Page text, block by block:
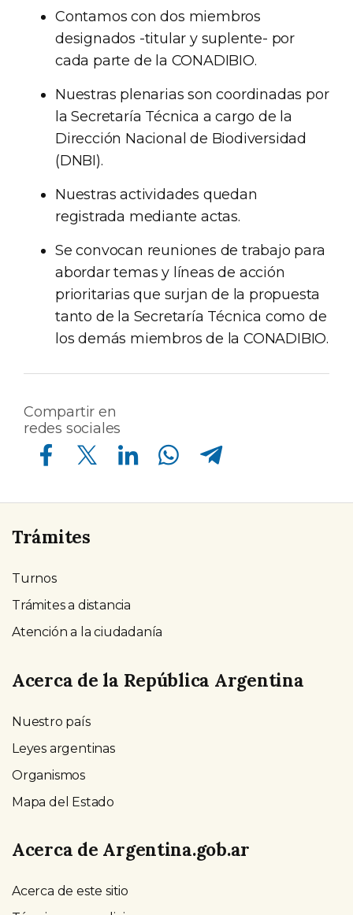
Contamos con dos miembros
designados -titular y suplente- por
cada parte de la CONADIBIO.
Nuestras plenarias son coordinadas por
la Secretaría Técnica a cargo de la
Dirección Nacional de Biodiversidad
(DNBI).
Nuestras actividades quedan
registrada mediante actas.
Se convocan reuniones de trabajo para
abordar temas y líneas de acción
prioritarias que surjan de la propuesta
tanto de la Secretaría Técnica como de
los demás miembros de la CONADIBIO.
Compartir en
redes sociales
Compartir en Facebook Compartir en Twitter Compartir en Linkedin Compartir en Whatsapp Compartir en Telegram
Trámites
Turnos
Trámites a distancia
Atención a la ciudadanía
Acerca de la República Argentina
Nuestro país
Leyes argentinas
Organismos
Mapa del Estado
Acerca de Argentina.gob.ar
Acerca de este sitio